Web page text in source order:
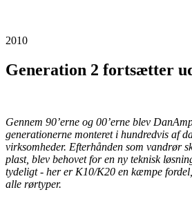
2010
Generation 2 fortsætter
Gennem 90’erne og 00’erne blev
generationerne monteret i hundredvis af
virksomheder. Efterhånden som vandrør
plast, blev behovet for en ny teknisk
tydeligt - her er K10/K20 en kæmpe
alle rørtyper.